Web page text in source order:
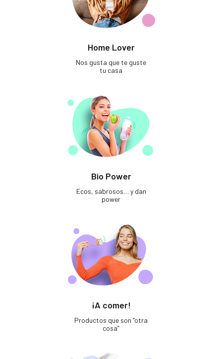
Home Lover
Nos gusta que te guste
tu casa
Bio Power
Ecos, sabrosos… y dan
power
¡A comer!
Productos que son “otra
cosa”